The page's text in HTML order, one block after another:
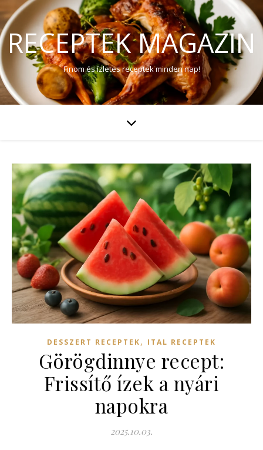
RECEPTEK MAGAZIN
Finom és ízletes receptek minden nap!
DESSZERT RECEPTEK, ITAL RECEPTEK
Görögdinnye recept:
Frissítő ízek a nyári
napokra
2025.10.03.